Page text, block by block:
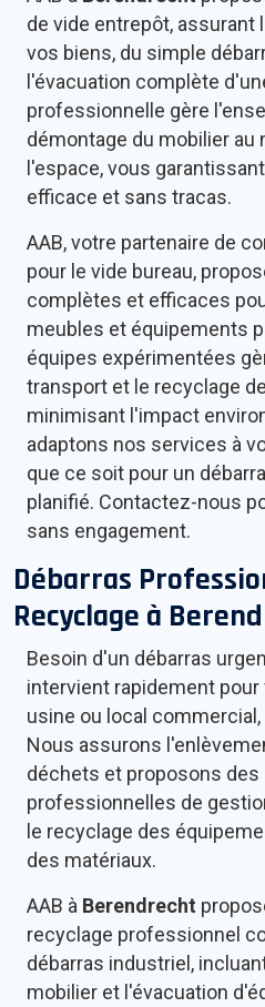
de vide entrepôt, assurant
vos biens, du simple
l'évacuation complète
professionnelle gère
démontage du mobilier au
l'espace, vous
efficace et sans tracas.
AAB, votre partenaire de
pour le vide bureau,
complètes et efficaces
meubles et équipements
équipes expérimentées
transport et le recyclage
minimisant l'impact
adaptons nos services à
que ce soit pour un
planifié. Contactez-nous
sans engagement.
Débarras
Recyclage à
Besoin d'un débarras
intervient rapidement pour
usine ou local
Nous assurons
déchets et proposons
professionnelles de
le recyclage des
des matériaux.
AAB à Berendrecht
recyclage professionnel
débarras industriel,
mobilier et l'évacuation